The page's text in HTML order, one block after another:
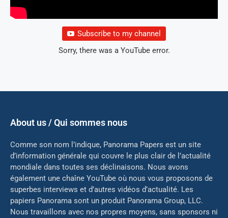
Subscribe to my channel
Sorry, there was a YouTube error.
About us / Qui sommes nous
Comme son nom l’indique, Panorama Papers est un site
d’information générale qui couvre le plus clair de l’actualité
mondiale dans toutes ses déclinaisons. Nous avons
également une chaîne YouTube où nous vous proposons de
superbes interviews et d’autres vidéos d’actualité. Les
papiers Panorama sont un produit Panorama Group, LLC.
Nous travaillons avec nos propres moyens, sans sponsors ni